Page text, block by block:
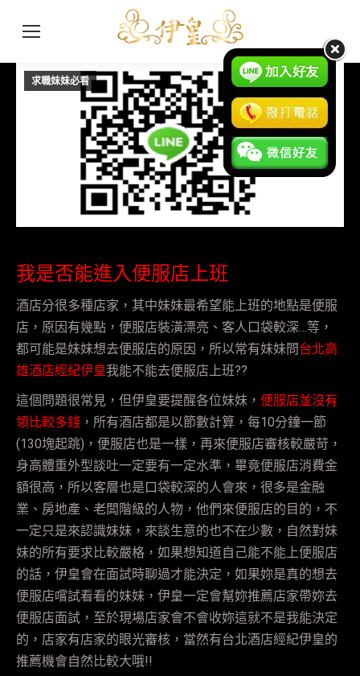
1 月
25
2017
求職妹妹必看
我是否能進入便服店上班
酒店分很多種店家，其中妹妹最希望能上班的地點是便服
店，原因有幾點，便服店裝潢漂亮、客人口袋較深…等，
都可能是妹妹想去便服店的原因，所以常有妹妹問台北高
雄酒店經紀伊皇我能不能去便服店上班??
這個問題很常見，但伊皇要提醒各位妹妹， 便服店並沒有
領比較多錢 ，所有酒店都是以節數計算，每10分鐘一節
(130塊起跳)，便服店也是一樣，再來便服店審核較嚴苛，
身高體重外型談吐一定要有一定水準，畢竟便服店消費金
額很高，所以客層也是口袋較深的人會來，很多是金融
業、房地產、老闆階級的人物，他們來便服店的目的，不
一定只是來認識妹妹，來談生意的也不在少數，自然對妹
妹的所有要求比較嚴格，如果想知道自己能不能上便服店
的話，伊皇會在面試時聊過才能決定，如果妳是真的想去
便服店嚐試看看的妹妹，伊皇一定會幫妳推薦店家帶妳去
便服店面試，至於現場店家會不會收妳這就不是我能決定
的，店家有店家的眼光審核，當然有台北酒店經紀伊皇的
推薦機會自然比較大哦!!